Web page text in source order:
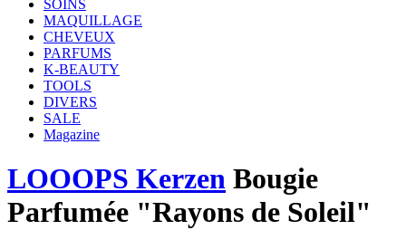
SOINS
MAQUILLAGE
CHEVEUX
PARFUMS
K-BEAUTY
TOOLS
DIVERS
SALE
Magazine
LOOOPS Kerzen Bougie
Parfumée "Rayons de Soleil"